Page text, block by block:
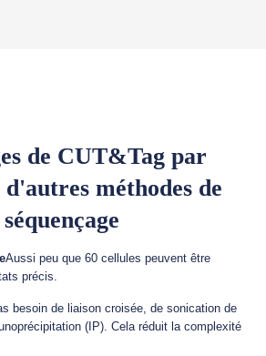
de CUT&Tag par
méthodes de
séquençage
Aussi peu que 60 cellules peuvent être
précis.
besoin de liaison croisée, de sonication de
(IP). Cela réduit la complexité